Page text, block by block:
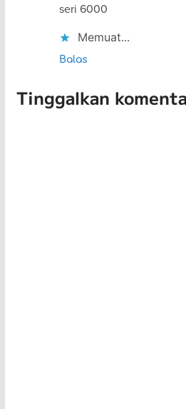
seri 6000
Memuat...
Balas
Tinggalkan